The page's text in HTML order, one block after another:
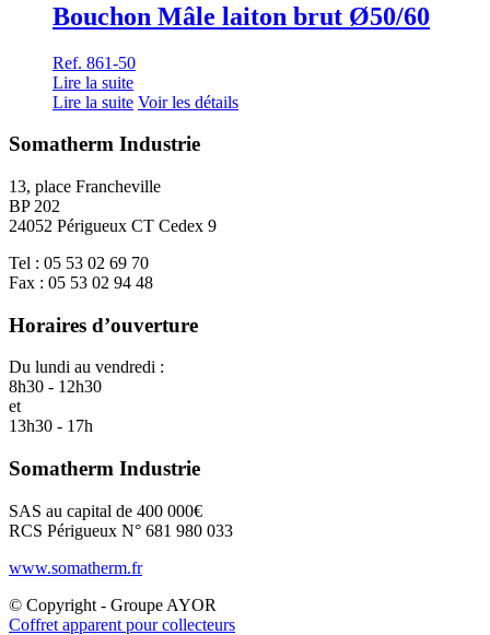
Bouchon Mâle laiton brut Ø50/60
Ref. 861-50
Lire la suite
Lire la suite Voir les détails
Somatherm Industrie
13, place Francheville
BP 202
24052 Périgueux CT Cedex 9
Tel : 05 53 02 69 70
Fax : 05 53 02 94 48
Horaires d’ouverture
Du lundi au vendredi :
8h30 - 12h30
et
13h30 - 17h
Somatherm Industrie
SAS au capital de 400 000€
RCS Périgueux N° 681 980 033
www.somatherm.fr
© Copyright - Groupe AYOR
Coffret apparent pour collecteurs